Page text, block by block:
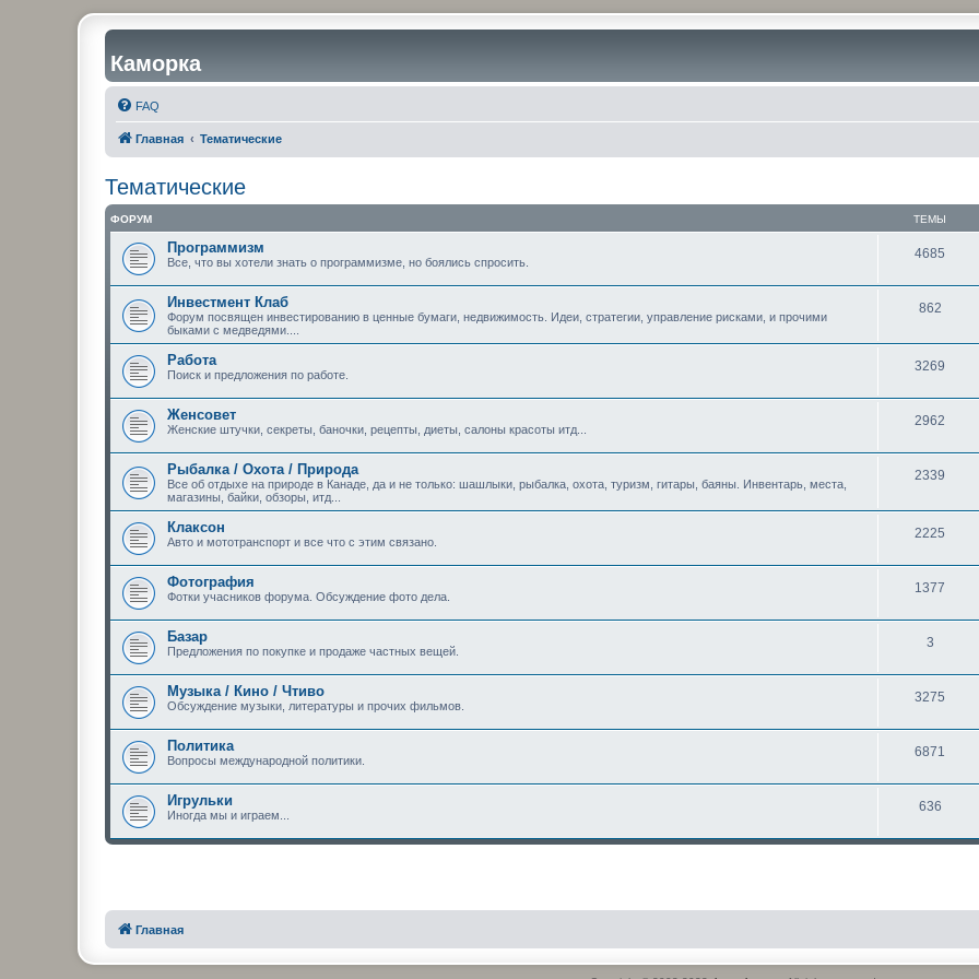
Каморка
FAQ
Главная Тематические
Тематические
ФОРУМ ТЕМЫ
Программизм
Все, что вы хотели знать о программизме, но боялись спросить.
4685
Инвестмент Клаб
Форум посвящен инвестированию в ценные бумаги, недвижимость. Идеи, стратегии, управление рисками, и прочими
быками с медведями....
862
Работа
Поиск и предложения по работе.
3269
Женсовет
Женские штучки, секреты, баночки, рецепты, диеты, салоны красоты итд...
2962
Рыбалка / Охота / Природа
Все об отдыхе на природе в Канаде, да и не только: шашлыки, рыбалка, охота, туризм, гитары, баяны. Инвентарь, места,
магазины, байки, обзоры, итд...
2339
Клаксон
Авто и мототранспорт и все что с этим связано.
2225
Фотография
Фотки учасников форума. Обсуждение фото дела.
1377
Базар
Предложения по покупке и продаже частных вещей.
3
Музыка / Кино / Чтиво
Обсуждение музыки, литературы и прочих фильмов.
3275
Политика
Вопросы международной политики.
6871
Игрульки
Иногда мы и играем...
636
Главная